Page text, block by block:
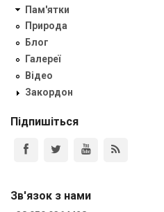
Пам'ятки
Природа
Блог
Галереї
Відео
Закордон
Підпишіться
Зв'язок з нами